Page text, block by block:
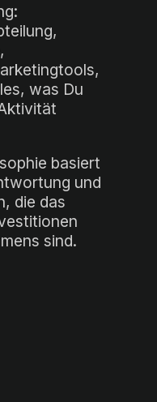
was Du
basiert
und
die das
sind.